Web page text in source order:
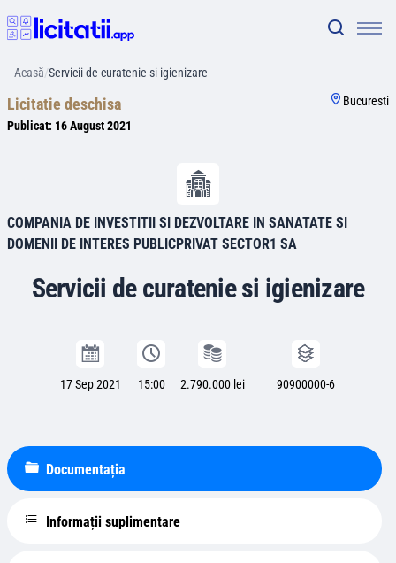
Acasă/Servicii de curatenie si igienizare
Licitatie deschisa
Publicat: 16 August 2021
Bucuresti
COMPANIA DE INVESTITII SI DEZVOLTARE IN SANATATE SI
DOMENII DE INTERES PUBLICPRIVAT SECTOR1 SA
Servicii de curatenie si igienizare
17 Sep 2021 15:00 2.790.000 lei 90900000-6
Documentația
Informații suplimentare